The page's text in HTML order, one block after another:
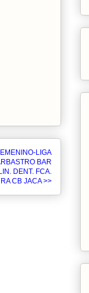
LIGA
BAR
DENT. FCA.
CB JACA >>